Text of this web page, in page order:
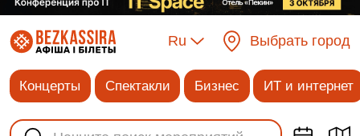
Ru Выбрать город
Концерты Спектакли Бизнес ИТ и интернет